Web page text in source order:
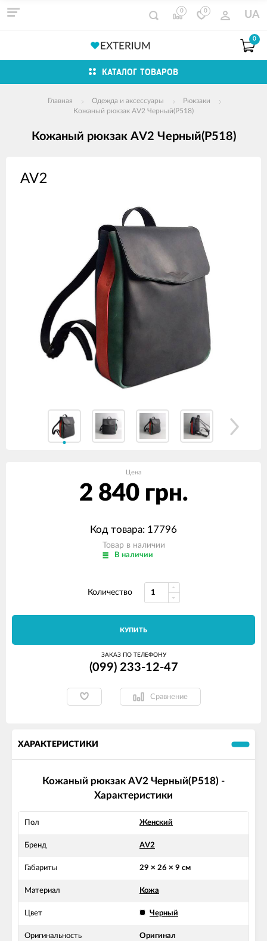
0 0 UA
0
КАТАЛОГ ТОВАРОВ
Главная Одежда и аксессуары
Рюкзаки
Кожаный рюкзак AV2 Черный(P518)
Кожаный рюкзак AV2 Черный(P518)
товаров
Цена
2 840 грн.
Код товара: 17796
Товар в наличии
В наличии
Количество
КУПИТЬ
ЗАКАЗ ПО ТЕЛЕФОНУ
(099) 233-12-47
Сравнение
ХАРАКТЕРИСТИКИ
Кожаный рюкзак AV2 Черный(P518) -
Характеристики
Пол Женский
Бренд AV2
Габариты 29 × 26 × 9 см
Материал Кожа
Цвет Черный
Оригинальность Оригинал